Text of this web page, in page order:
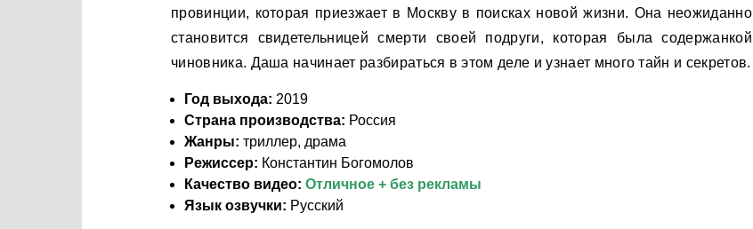
провинции, которая приезжает в Москву в поисках новой жизни. Она неожиданно
становится свидетельницей смерти своей подруги, которая была содержанкой
чиновника. Даша начинает разбираться в этом деле и узнает много тайн и секретов.
Год выхода: 2019
Страна производства: Россия
Жанры: триллер, драма
Режиссер: Константин Богомолов
Качество видео: Отличное + без рекламы
Язык озвучки: Русский